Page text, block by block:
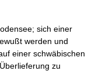
sich einer
werden und
einer schwäbischen
zu